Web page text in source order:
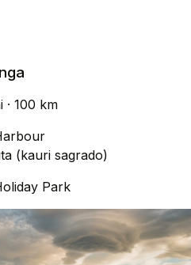
· 100 km
(kauri sagrado)
Park